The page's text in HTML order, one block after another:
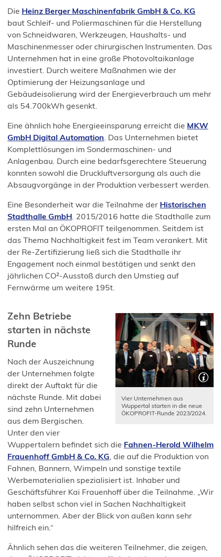
Die Heinz Berger Maschinenfabrik GmbH & Co. KG
(Öffnet
einem
neuen
Tab)
baut Schleif- und Poliermaschinen für die Herstellung
von Schneidwaren, Werkzeugen, Haushalts- und
Maschinenmesser oder chirurgischen Instrumenten. Das
Unternehmen hat in eine große Photovoltaikanlage
investiert. Durch weitere Maßnahmen wie der
Optimierung der Heizungsanlage und
Gebäudeisolierung wird der Energieverbrauch um mehr
als 54.700kWh gesenkt.
Eine ähnlich hohe Energieeinsparung erreicht die MKW
GmbH Digital Automation
(Öffnet
einem
neuen
Tab)
. Das Unternehmen bietet
Komplettlösungen im Sondermaschinen- und
Anlagenbau. Durch eine bedarfsgerechtere Steuerung
konnten sowohl die Druckluftversorgung als auch die
Absaugvorgänge in der Produktion verbessert werden.
Eine Besonderheit war die Teilnahme der Historischen
Stadthalle GmbH
(Öffnet
einem
neuen
Tab)
. 2015/2016 hatte die Stadthalle zum
ersten Mal an ÖKOPROFIT teilgenommen. Seitdem ist
das Thema Nachhaltigkeit fest im Team verankert. Mit
der Re-Zertifizierung ließ sich die Stadthalle ihr
Engagement noch einmal bestätigen und senkt den
jährlichen CO²-Ausstoß durch den Umstieg auf
Fernwärme um weitere 195t.
Vier Unternehmen aus
Wuppertal starten in die neue
ÖKOPROFIT-Runde 2023/2024.
Zehn Betriebe
starten in nächste
Runde
Nach der Auszeichnung
der Unternehmen folgte
direkt der Auftakt für die
nächste Runde. Mit dabei
sind zehn Unternehmen
aus dem Bergischen.
Unter den vier
Wuppertalern befindet sich die Fahnen-Herold Wilhelm
Frauenhoff GmbH & Co. KG
(Öffnet
einem
neuen
Tab)
, die auf die Produktion von
Fahnen, Bannern, Wimpeln und sonstige textile
Werbematerialien spezialisiert ist. Inhaber und
Geschäftsführer Kai Frauenhoff über die Teilnahme. „Wir
haben selbst schon viel in Sachen Nachhaltigkeit
unternommen. Aber der Blick von außen kann sehr
hilfreich ein.“
Ähnlich sehen das die weiteren Teilnehmer, die zeigen,